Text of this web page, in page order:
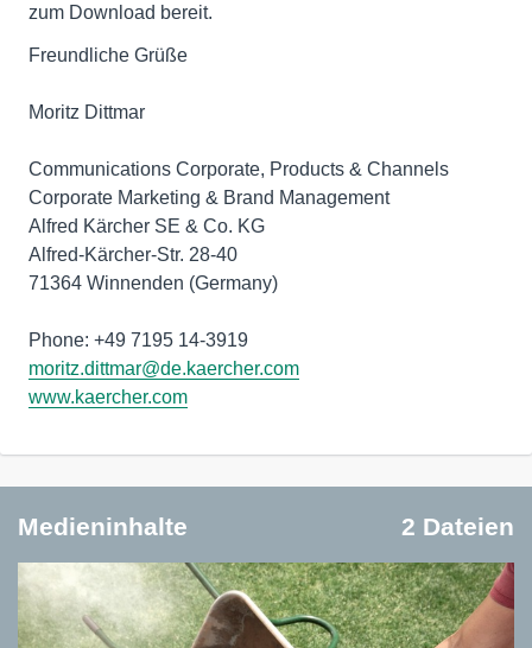
zum Download bereit.
Freundliche Grüße
Moritz Dittmar
Communications Corporate, Products & Channels
Corporate Marketing & Brand Management
Alfred Kärcher SE & Co. KG
Alfred-Kärcher-Str. 28-40
71364 Winnenden (Germany)
moritz.dittmar@de.kaercher.com
www.kaercher.com
Medieninhalte 2 Dateien